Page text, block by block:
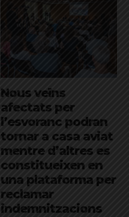
Nous veïns
afectats per
l’esvoranc podran
tornar a casa aviat
mentre d’altres es
constitueixen en
una plataforma per
reclamar
indemnitzacions